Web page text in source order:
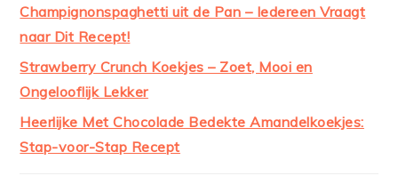
Champignonspaghetti uit de Pan – Iedereen Vraagt
naar Dit Recept!
Strawberry Crunch Koekjes – Zoet, Mooi en
Ongelooflijk Lekker
Heerlijke Met Chocolade Bedekte Amandelkoekjes:
Stap-voor-Stap Recept